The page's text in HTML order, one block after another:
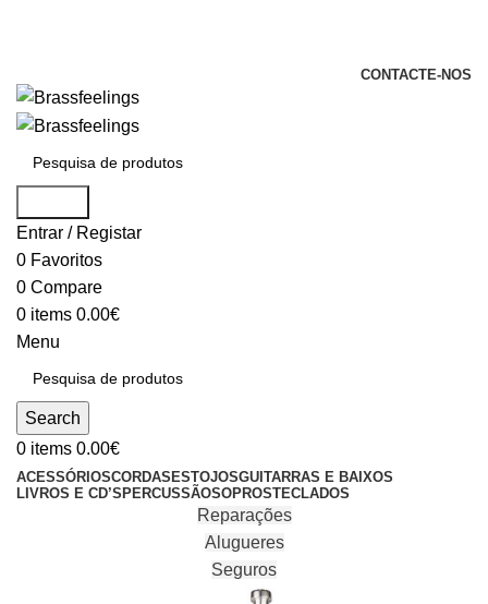
CONTACTE-NOS
Entrar / Registar
0 Favoritos
0 Compare
0 items 0.00€
Menu
Search
0 items 0.00€
ACESSÓRIOSCORDAS ESTOJOSGUITARRAS E BAIXOS
LIVROS E CD’S PERCUSSÃOSOPROSTECLADOS
Reparações
Alugueres
Seguros